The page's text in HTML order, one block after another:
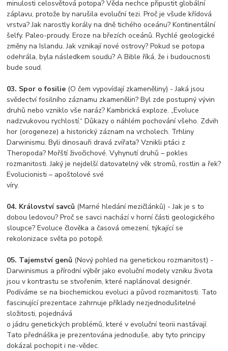
minulosti celosvětová potopa? Věda nechce připustit globální
záplavu, protože by narušila evoluční tezi. Proč je všude křídová
vrstva? Jak narostly korály na dně tichého oceánu? Kontinentální
šelfy. Paleo-proudy. Eroze na březích oceánů. Rychlé geologické
změny na Islandu. Jak vznikají nové ostrovy? Pokud se potopa
odehrála, byla následkem soudu? A Bible říká, že i budoucnosti
bude soud.
03. Spor o fosilie (O čem vypovídají zkameněliny) - Jaká jsou
svědectví fosilního záznamu zkamenělin? Byl zde postupný vývin
druhů nebo vzniklo vše naráz? Kambrická exploze. „Evoluce
nadzvukovou rychlostí.“ Důkazy o náhlém pochování všeho. Zdvih
hor (orogeneze) a historický záznam na vrcholech. Trhliny
Darwinismu. Byli dinosauři dravá zvířata? Vznikli ptáci z
Theropoda? Mořští živočichové. Vyhynutí druhů – pokles
rozmanitosti. Jaký je nejdelší datovatelný věk stromů, rostlin a řek?
Evolucionisti – apoštolové své
víry.
04. Království savců (Marné hledání mezičlánků) - Jak je s to
dobou ledovou? Proč se savci nachází v horní části geologického
sloupce? Evoluce člověka a časová omezení, týkající se
rekolonizace světa po potopě.
05. Tajemství genů (Nový pohled na genetickou rozmanitost) -
Darwinismus a přírodní výběr jako evoluční modely vzniku života
jsou v kontrastu se stvořením, které naplánoval designér.
Podíváme se na biochemickou evoluci a původ rozmanitosti. Tato
fascinující prezentace zahrnuje příklady nezjednodušitelné
složitosti, pojednává
o jádru genetických problémů, které v evoluční teorii nastávají.
Tato přednáška je prezentována jednoduše, aby tyto principy
dokázal pochopit i ne-vědec.